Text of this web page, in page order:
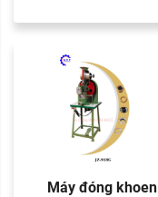
Máy đóng khoen